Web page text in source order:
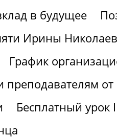
в будущее
Ирины
График
преподавателям
Бесплатный урок